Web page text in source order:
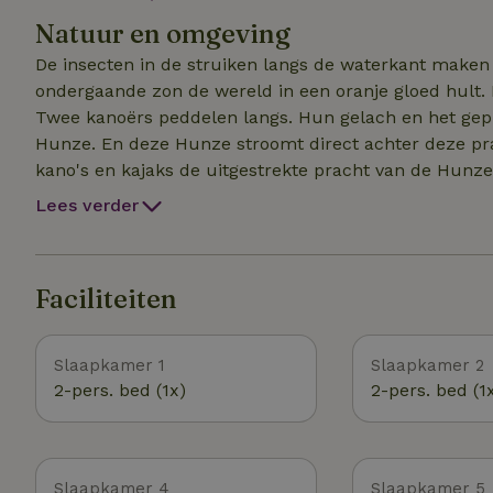
vol spelletjes, boeken en tijdschriften om eventuele
voor wat Oud-Hollandsch plezier!
Natuur en omgeving
De insecten in de struiken langs de waterkant
ondergaande zon de wereld in een oranje gloed
Twee kanoërs peddelen langs. Hun gelach en het
Hunze. En deze Hunze stroomt direct achter deze
kano's en kajaks de uitgestrekte pracht van de
rivierwater. Naast rust en natuur is er in de buurt
uitvalsbasis voor een dagje Drenthe of Groningen.
kunnen zich in de omgeving vermaken bijvoorbeeld
Lees verder
Faciliteiten
Slaapkamer 1
2-pers. bed (1x)
Slaapkamer 2
2-pers. bed
Slaapkamer 4 Slaapkamer 5